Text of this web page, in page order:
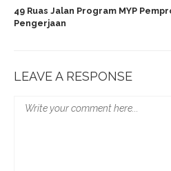
49 Ruas Jalan Program MYP
Pengerjaan
LEAVE A RESPONSE